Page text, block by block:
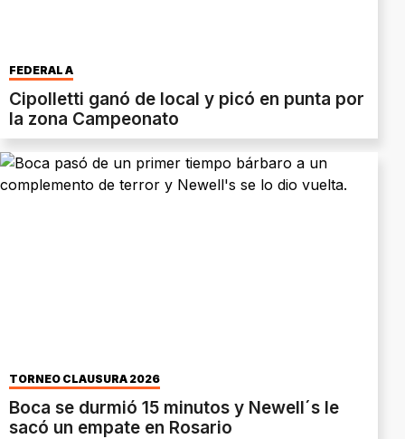
FEDERAL A
Cipolletti ganó de local y picó en punta por
la zona Campeonato
TORNEO CLAUSURA 2026
Boca se durmió 15 minutos y Newell´s le
sacó un empate en Rosario